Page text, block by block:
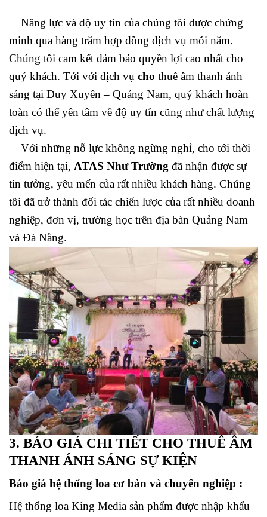
Năng lực và độ uy tín của chúng tôi được chứng
minh qua hàng trăm hợp đồng dịch vụ mỗi năm.
Chúng tôi cam kết đảm bảo quyền lợi cao nhất cho
quý khách. Tới với dịch vụ cho thuê âm thanh ánh
sáng tại Duy Xuyên – Quảng Nam, quý khách hoàn
toàn có thể yên tâm về độ uy tín cũng như chất lượng
dịch vụ.
Với những nỗ lực không ngừng nghỉ, cho tới thời
điểm hiện tại, ATAS Như Trường đã nhận được sự
tin tưởng, yêu mến của rất nhiều khách hàng. Chúng
tôi đã trở thành đối tác chiến lược của rất nhiều doanh
nghiệp, đơn vị, trường học trên địa bàn Quảng Nam
và Đà Nẵng.
3. BÁO GIÁ CHI TIẾT CHO THUÊ ÂM
THANH ÁNH SÁNG SỰ KIỆN
Báo giá hệ thống loa cơ bản và chuyên nghiệp :
Hệ thống loa King Media sản phẩm được nhập khẩu